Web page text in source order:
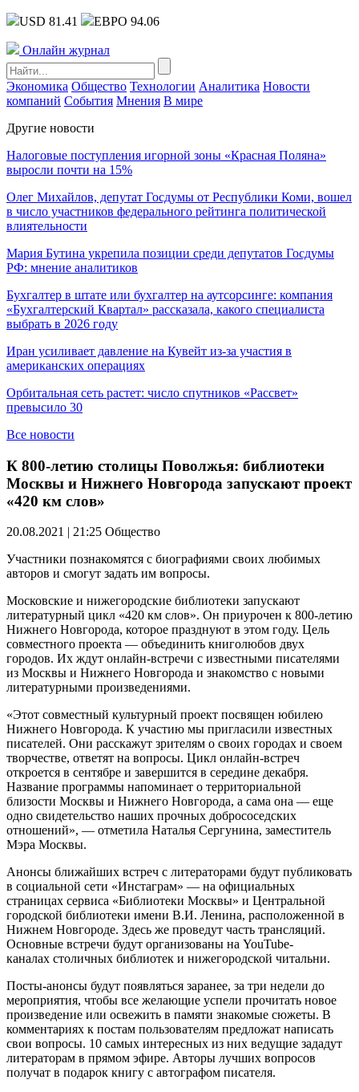
USD 81.41 ЕВРО 94.06
Онлайн журнал
Экономика Общество Технологии Аналитика Новости
компаний События Мнения В мире
Другие новости
Налоговые поступления игорной зоны «Красная Поляна»
выросли почти на 15%
Олег Михайлов, депутат Госдумы от Республики Коми, вошел
в число участников федерального рейтинга политической
влиятельности
Мария Бутина укрепила позиции среди депутатов Госдумы
РФ: мнение аналитиков
Бухгалтер в штате или бухгалтер на аутсорсинге: компания
«Бухгалтерский Квартал» рассказала, какого специалиста
выбрать в 2026 году
Иран усиливает давление на Кувейт из-за участия в
американских операциях
Орбитальная сеть растет: число спутников «Рассвет»
превысило 30
Все новости
К 800-летию столицы Поволжья: библиотеки
Москвы и Нижнего Новгорода запускают проект
«420 км слов»
20.08.2021 | 21:25 Общество
Участники познакомятся с биографиями своих любимых
авторов и смогут задать им вопросы.
Московские и нижегородские библиотеки запускают
литературный цикл «420 км слов». Он приурочен к 800-летию
Нижнего Новгорода, которое празднуют в этом году. Цель
совместного проекта — объединить книголюбов двух
городов. Их ждут онлайн-встречи с известными писателями
из Москвы и Нижнего Новгорода и знакомство с новыми
литературными произведениями.
«Этот совместный культурный проект посвящен юбилею
Нижнего Новгорода. К участию мы пригласили известных
писателей. Они расскажут зрителям о своих городах и своем
творчестве, ответят на вопросы. Цикл онлайн-встреч
откроется в сентябре и завершится в середине декабря.
Название программы напоминает о территориальной
близости Москвы и Нижнего Новгорода, а сама она — еще
одно свидетельство наших прочных добрососедских
отношений», — отметила Наталья Сергунина, заместитель
Мэра Москвы.
Анонсы ближайших встреч с литераторами будут публиковать
в социальной сети «Инстаграм» — на официальных
страницах сервиса «Библиотеки Москвы» и Центральной
городской библиотеки имени В.И. Ленина, расположенной в
Нижнем Новгороде. Здесь же проведут часть трансляций.
Основные встречи будут организованы на YouTube-
каналах столичных библиотек и нижегородской читальни.
Посты-анонсы будут появляться заранее, за три недели до
мероприятия, чтобы все желающие успели прочитать новое
произведение или освежить в памяти знакомые сюжеты. В
комментариях к постам пользователям предложат написать
свои вопросы. 10 самых интересных из них ведущие зададут
литераторам в прямом эфире. Авторы лучших вопросов
получат в подарок книгу с автографом писателя.